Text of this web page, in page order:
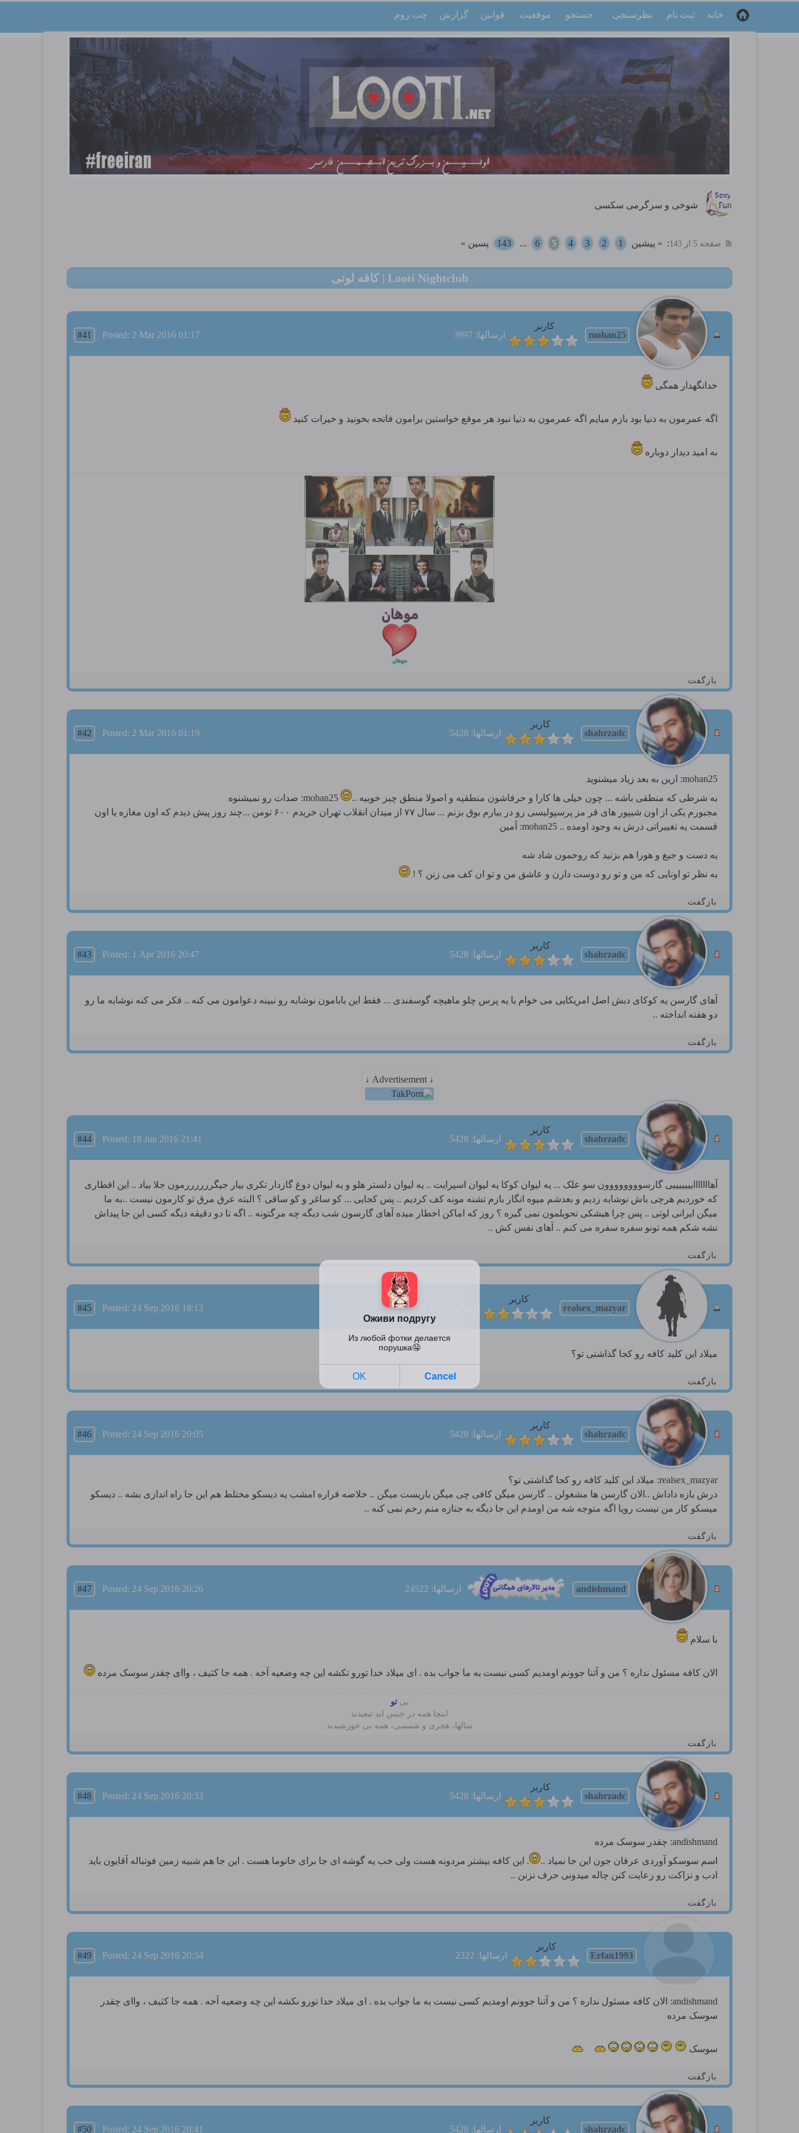
خانه ثبت نام نظرسنجی جستجو موقعیت قوانین گزارش چت روم
شوخی و سرگرمی سکسی
صفحه 5 از 143 : « پیشین 1
2
3
4
5
6
...
143 پسین »
Looti Nightclub | کافه لوتی
mohan25
کاربر
ارسالها: 3997
#41 Posted: 2 Mar 2016 01:17
خدانگهدار همگی
اگه عمرمون به دنیا بود بازم میایم اگه عمرمون به دنیا نبود هر موقع خواستین برامون فاتحه بخونید و خیرات کنید
به امید دیدار دوباره
بازگفت
shahrzadc
کاربر
ارسالها: 5428
#42 Posted: 2 Mar 2016 01:19
mohan25: ازین به بعد زیاد میشنوید
به شرطی که منطقی باشه ... چون خیلی ها کارا و حرفاشون منطقیه و اصولا منطق چیز خوبیه ..
مجبورم یکی از اون شیپور های قر مز پرسپولیسی رو در بیارم بوق بزنم ... سال ۷۷ از میدان انقلاب تهران خریدم ۶۰۰ تومن ...چند روز پیش دیدم که اون مغازه یا اون
قسمت یه تغییراتی درش به وجود اومده .. mohan25: آمین
یه دست و جیغ و هورا هم بزنید که روحمون شاد شه
به نظر تو اونایی که من و تو رو دوست دارن و عاشق من و تو ان کف می زنن ؟ !
بازگفت
shahrzadc
کاربر
ارسالها: 5428
#43 Posted: 1 Apr 2016 20:47
آهای گارسن یه کوکای دبش اصل امریکایی می خوام با یه پرس چلو ماهیچه گوسفندی ... فقط این بابامون نوشابه رو نبینه دعوامون می کنه .. فکر می کنه نوشابه ما رو
دو هفته انداخته ..
بازگفت
↓ Advertisement ↓
shahrzadc
کاربر
ارسالها: 5428
#44 Posted: 18 Jun 2016 21:41
آهااااااایییییییی گارسوووووووون سو علک ... یه لیوان کوکا یه لیوان اسپرایت .. یه لیوان دلستر هلو و یه لیوان دوغ گازدار تکری بیار جیگررررررمون جلا بیاد .. این افطاری
که خوردیم هرچی باش نوشابه زدیم و بعدشم میوه انگار بازم تشنه مونه کف کردیم .. پس کجایی ... کو ساغر و کو ساقی ؟ البته عرق مرق تو کارمون نیست ..به ما
میگن ایرانی لوتی .. پس چرا هیشکی تحویلمون نمی گیره ؟ روز که اماکن اخطار میده آهای گارسون شب دیگه چه مرگتونه .. اگه تا دو دقیقه دیگه کسی این جا پیداش
نشه شکم همه تونو سفره سفره می کنم .. آهای نفس کش ..
بازگفت
realsex_mazyar
کاربر
#45 Posted: 24 Sep 2016 18:13
میلاد این کلید کافه رو کجا گذاشتی تو؟
بازگفت
shahrzadc
کاربر
ارسالها: 5428
#46 Posted: 24 Sep 2016 20:05
realsex_mazyar: میلاد این کلید کافه رو کجا گذاشتی تو؟
درش بازه داداش ..الان گارسن ها مشغولن .. گارسن میگن کافی چی میگن باریست میگن .. خلاصه قراره امشب یه دیسکو مختلط هم این جا راه اندازی بشه .. دیسکو
میسکو کار من نیست رویا اگه متوجه شه من اومدم این جا دیگه به جنازه منم رحم نمی کنه ..
بازگفت
andishmand ارسالها: 24522 #47 Posted: 24 Sep 2016 20:26
با سلام
الان کافه مسئول نداره ؟ من و آتنا جوونم اومدیم کسی نیست به ما جواب بده . ای میلاد خدا تورو نکشه این چه وضعیه آخه . همه جا کثیف ، واای چقدر سوسک مرده
بی تو
اینجا همه در حبس ابد تبعیدند
سالها، هجری و شمسی، همه بی خورشیدند
بازگفت
shahrzadc
کاربر
ارسالها: 5428
#48 Posted: 24 Sep 2016 20:33
andishmand: چقدر سوسک مرده
اسم سوسکو آوردی عرفان جون این جا نمیاد ..
. این کافه بیشتر مردونه هست ولی خب یه گوشه ای جا برای خانوما هست . این جا هم شبیه زمین فوتباله آقایون باید
ادب و نزاکت رو رعایت کنن چاله میدونی حرف نزنن ..
بازگفت
Erfan1993
کاربر
ارسالها: 2322
#49 Posted: 24 Sep 2016 20:34
andishmand: الان کافه مسئول نداره ؟ من و آتنا جوونم اومدیم کسی نیست به ما جواب بده . ای میلاد خدا تورو نکشه این چه وضعیه آخه . همه جا کثیف ، واای چقدر
سوسک مرده
سوسک
بازگفت
shahrzadc
کاربر
ارسالها: 5428
#50 Posted: 24 Sep 2016 20:41